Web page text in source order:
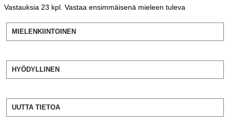
Vastauksia 23 kpl. Vastaa ensimmäisenä mieleen tuleva
MIELENKIINTOINEN
HYÖDYLLINEN
UUTTA TIETOA